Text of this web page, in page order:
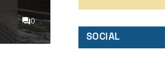
0
SOCIAL